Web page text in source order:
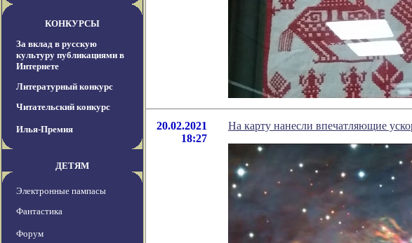
КОНКУРСЫ
За вклад в русскую
культуру публикациями в
Интернете
Литературный конкурс
Читательский конкурс
Илья-Премия
ДЕТЯМ
Электронные пампасы
Фантастика
Форум
20.02.2021
18:27
На карту нанесли впечатляющие